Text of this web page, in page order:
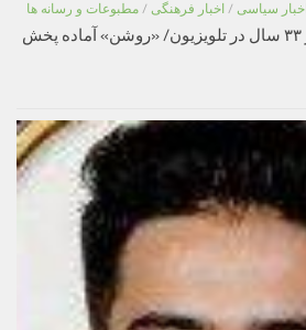
اخبار سیاسی / اخبار فرهنگی / مطبوعات و رسانه ها
اجرای حسین پاکدل پس از ۳۳ سال در تلویزیون/ «روشن» آماده پخش